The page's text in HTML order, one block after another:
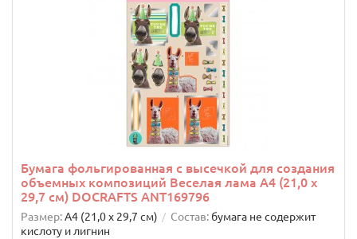
Бумага фольгированная с высечкой для создания
объемных композиций Веселая лама А4 (21,0 х
29,7 см) DOCRAFTS ANT169796
Размер:А4 (21,0 х 29,7 см) Состав: бумага не содержит
кислоту и лигнин